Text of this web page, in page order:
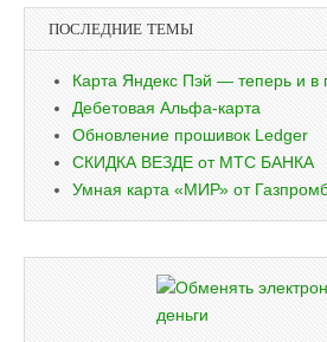
ПОСЛЕДНИЕ ТЕМЫ
Карта Яндекс Пэй — теперь и в
Дебетовая Альфа-карта
Обновление прошивок Ledger
СКИДКА ВЕЗДЕ от МТС БАНКА
Умная карта «МИР» от